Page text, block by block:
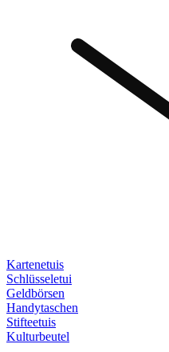
Kartenetuis
Schlüsseletui
Geldbörsen
Handytaschen
Stifteetuis
Kulturbeutel